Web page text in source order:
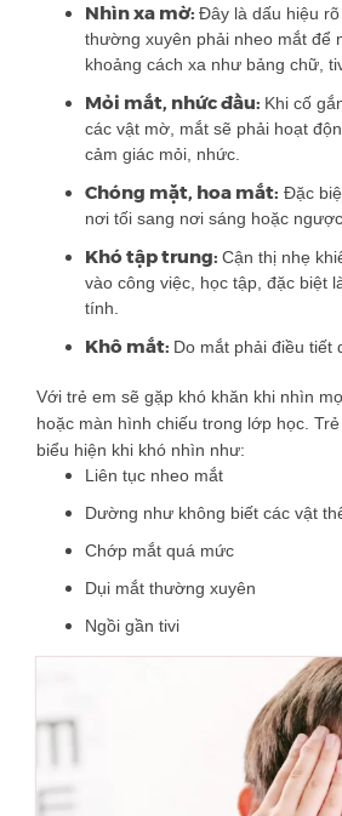
Nhìn xa mờ: Đây là dấu hiệu
thường xuyên phải nheo mắt để
khoảng cách xa như bảng chữ,
Mỏi mắt, nhức đầu: Khi cố
các vật mờ, mắt sẽ phải hoạt
cảm giác mỏi, nhức.
Chóng mặt, hoa mắt: Đặc
nơi tối sang nơi sáng hoặc ngược
Khó tập trung: Cận thị nhẹ
vào công việc, học tập, đặc biệt
tính.
Khô mắt: Do mắt phải điều tiết
Với trẻ em sẽ gặp khó khăn khi nhìn
hoặc màn hình chiếu trong lớp học.
biểu hiện khi khó nhìn như:
Liên tục nheo mắt
Dường như không biết các vật
Chớp mắt quá mức
Dụi mắt thường xuyên
Ngồi gần tivi